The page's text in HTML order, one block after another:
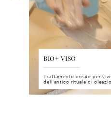
BIO+ VISO
Trattamento creato per
dell’antico rituale di